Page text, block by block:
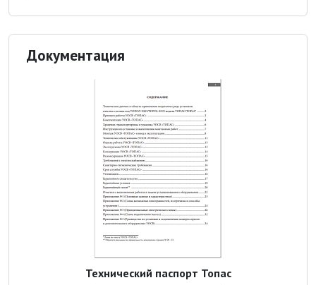
Документация
Технический паспорт Топас